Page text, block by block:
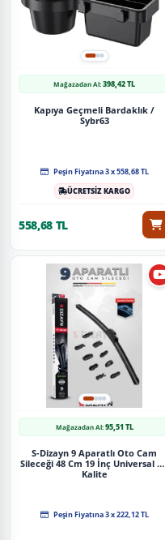
Mağazadan Al:398,42 TL
Kapıya Geçmeli Bardaklık /
Sybr63
Peşin Fiyatına 3 x 558,68 TL
ÜCRETSİZ KARGO
558,68 TL
Mağazadan Al:95,51 TL
S-Dizayn 9 Aparatlı Oto Cam
Sileceği 48 Cm 19 İnç Universal A+
Kalite
Peşin Fiyatına 3 x 222,12 TL